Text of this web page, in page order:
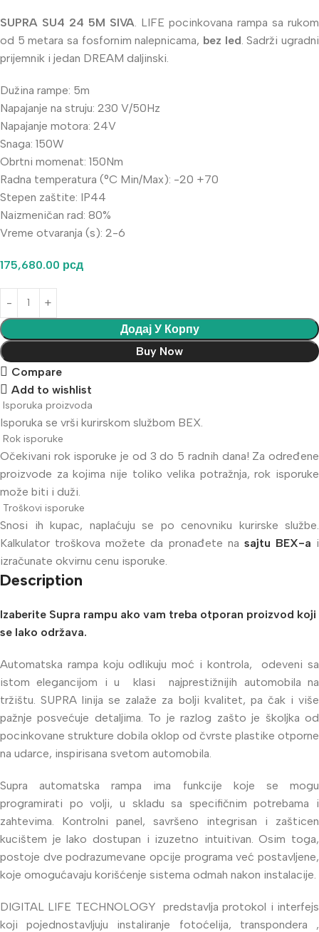
SUPRA SU4 24 5M SIVA . LIFE pocinkovana rampa sa rukom
od 5 metara sa fosfornim nalepnicama, bez led . Sadrži ugradni
prijemnik i jedan DREAM daljinski.
Dužina rampe: 5m
Napajanje na struju: 230 V/50Hz
Napajanje motora: 24V
Snaga: 150W
Obrtni momenat: 150Nm
Radna temperatura (°C Min/Max): -20 +70
Stepen zaštite: IP44
Naizmeničan rad: 80%
Vreme otvaranja (s): 2-6
175,680.00 рсд
Додај У Корпу
Buy Now
Compare
Add to wishlist
Isporuka proizvoda
Isporuka se vrši kurirskom službom BEX.
Rok isporuke
Očekivani rok isporuke je od 3 do 5 radnih dana! Za određene
proizvode za kojima nije toliko velika potražnja, rok isporuke
može biti i duži.
Troškovi isporuke
Snosi ih kupac, naplaćuju se po cenovniku kurirske službe.
Kalkulator troškova možete da pronađete na sajtu BEX-a i
izračunate okvirnu cenu isporuke.
Description
Izaberite Supra rampu ako vam treba otporan proizvod koji
se lako održava.
Automatska rampa koju odlikuju moć i kontrola, odeveni sa
istom elegancijom i u klasi najprestižnijih automobila na
tržištu. SUPRA linija se zalaže za bolji kvalitet, pa čak i više
pažnje posvećuje detaljima. To je razlog zašto je školjka od
pocinkovane strukture dobila oklop od čvrste plastike otporne
na udarce, inspirisana svetom automobila.
Supra automatska rampa ima funkcije koje se mogu
programirati po volji, u skladu sa specifičnim potrebama i
zahtevima. Kontrolni panel, savršeno integrisan i zašticen
kucištem je lako dostupan i izuzetno intuitivan. Osim toga,
postoje dve podrazumevane opcije programa već postavljene,
koje omogućavaju korišćenje sistema odmah nakon instalacije.
DIGITAL LIFE TECHNOLOGY predstavlja protokol i interfejs
koji pojednostavljuju instaliranje fotoćelija, transpondera ,